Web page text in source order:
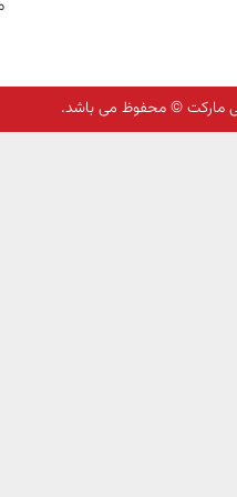
مارکت © محفوظ می باشد.